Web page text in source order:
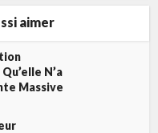
aimer
N’a
Massive